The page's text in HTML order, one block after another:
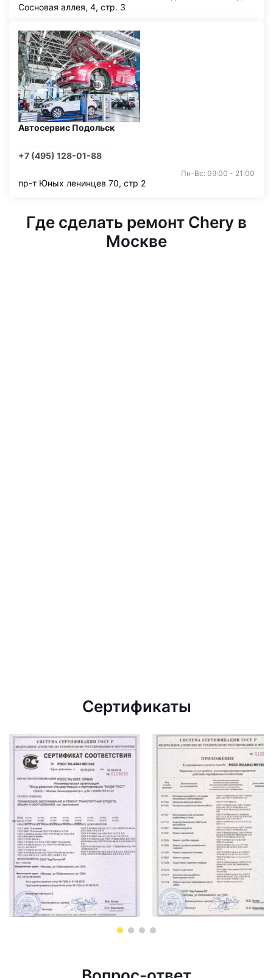
Сосновая аллея, 4, стр. 3
Автосервис Подольск
+7 (495) 128-01-88
Пн-Вс: 09:00 - 21:00
пр-т Юных ленинцев 70, стр 2
Где сделать ремонт Chery в
Москве
Сертификаты